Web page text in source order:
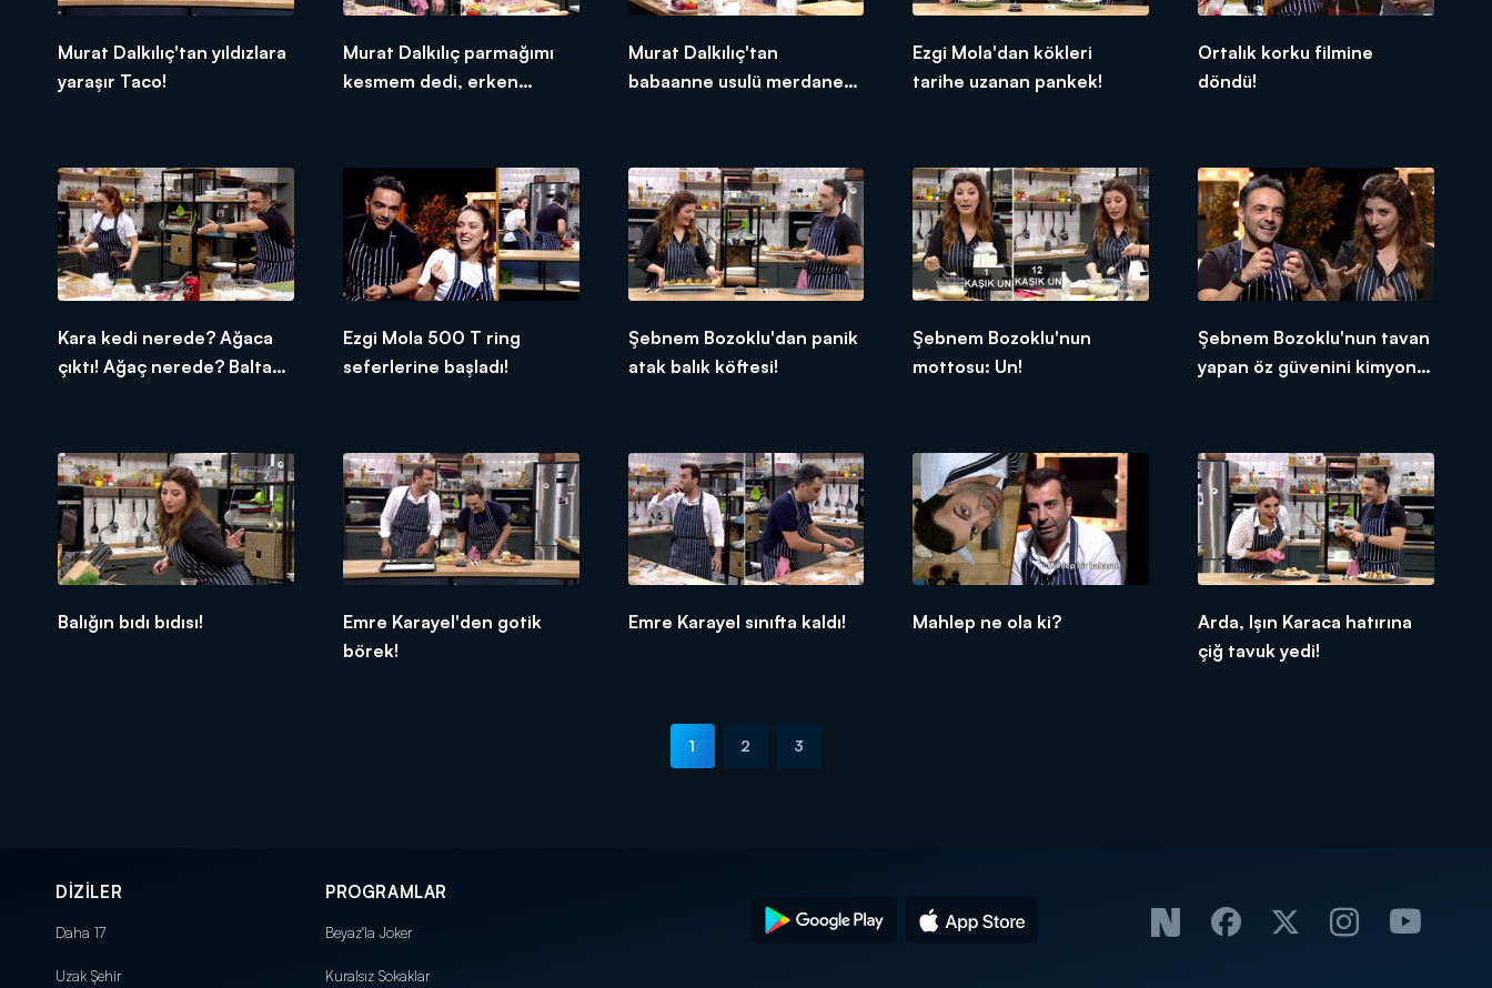
Murat Dalkılıç'tan yıldızlara
yaraşır Taco!
Murat Dalkılıç parmağımı
kesmem dedi, erken
Murat Dalkılıç'tan
babaanne usulü merdane
Ezgi Mola'dan kökleri
tarihe uzanan pankek!
Ortalık korku filmine
döndü!
Kara kedi nerede? Ağaca
çıktı! Ağaç nerede? Balta
Ezgi Mola 500 T ring
seferlerine başladı!
Şebnem Bozoklu'dan panik
atak balık köftesi!
Şebnem Bozoklu'nun
mottosu: Un!
Şebnem Bozoklu'nun tavan
yapan öz güvenini kimyon
Balığın bıdı bıdısı!
Emre Karayel'den gotik
börek!
Emre Karayel sınıfta kaldı! Mahlep ne ola ki?
Arda, Işın Karaca hatırına
çiğ tavuk yedi!
1 2 3
DİZİLER
Daha 17
Uzak Şehir
PROGRAMLAR
Beyaz'la Joker
Kuralsız Sokaklar